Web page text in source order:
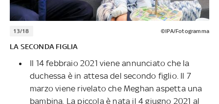
13/18 ©IPA/Fotogramma
LA SECONDA FIGLIA
Il 14 febbraio 2021 viene annunciato che la
duchessa è in attesa del secondo figlio. Il 7
marzo viene rivelato che Meghan aspetta una
bambina. La piccola è nata il 4 giugno 2021 al